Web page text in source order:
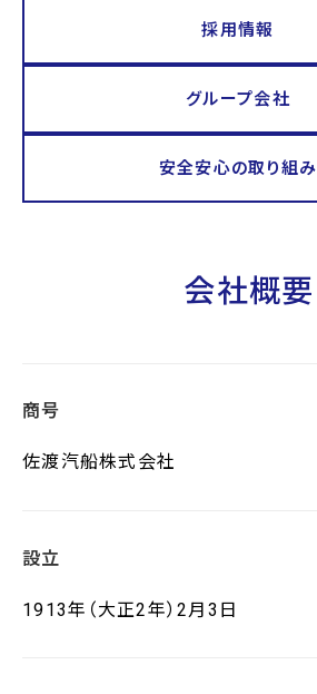
採用情報
グループ会社
安全安心の取り組み
会社概要
商号
佐渡汽船株式会社
設立
1913年（大正2年）2月3日